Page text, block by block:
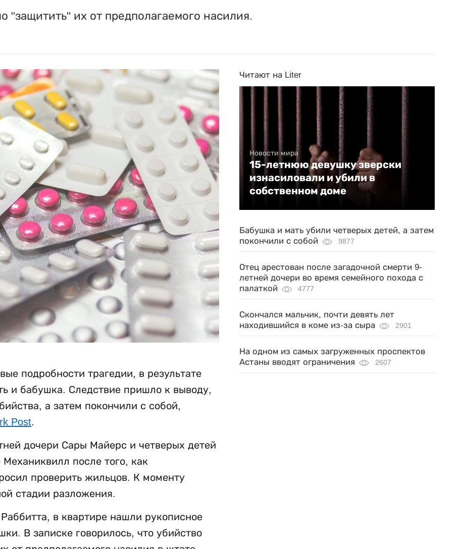
их от предполагаемого насилия.
подробности трагедии, в результате
и бабушка. Следствие пришло к выводу,
а затем покончили с собой,
Post.
дочери Сары Майерс и четверых детей
после того, как
проверить жильцов. К моменту
стадии разложения.
в квартире нашли рукописное
В записке говорилось, что убийство
Читают на Liter
Новости мира
15-летнюю девушку зверски
изнасиловали и убили в
собственном доме
Бабушка и мать убили четверых детей, а затем
покончили с собой
9877
Отец арестован после загадочной смерти 9-
летней дочери во время семейного похода с
палаткой
4777
Скончался мальчик, почти девять лет
находившийся в коме из-за сыра
2901
На одном из самых загруженных проспектов
Астаны вводят ограничения
2607